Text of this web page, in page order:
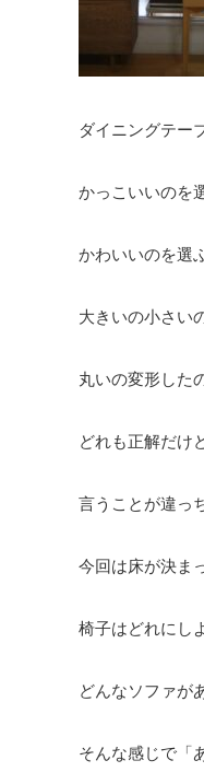
ダイニングテー
かっこいいのを
かわいいのを選
大きいの小さい
丸いの変形した
どれも正解だけ
言うことが違っ
今回は床が決ま
椅子はどれにし
どんなソファが
そんな感じで「